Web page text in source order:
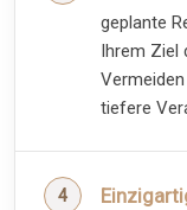
geplante
Ihrem
tiefere